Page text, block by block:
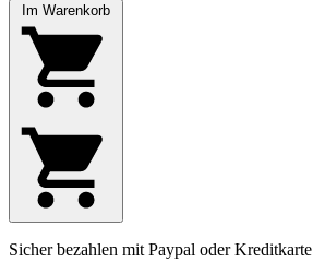
Im Warenkorb
Sicher bezahlen mit Paypal oder Kreditkarte